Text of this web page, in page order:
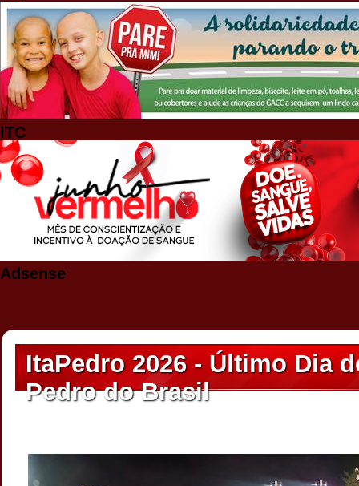
ITC
Adsense
ItaPedro 2026 - Último Dia
Pedro do Brasil